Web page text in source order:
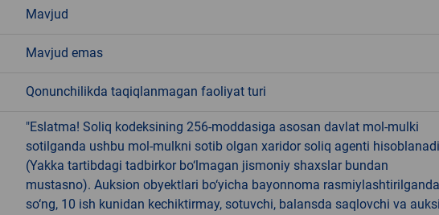
Mavjud
Mavjud emas
Qonunchilikda taqiqlanmagan faoliyat turi
"Eslatma! Soliq kodeksining 256-moddasiga asosan davlat mol-mulki
sotilganda ushbu mol-mulkni sotib olgan xaridor soliq agenti hisoblanadi
(Yakka tartibdagi tadbirkor bo‘lmagan jismoniy shaxslar bundan
mustasno). Auksion obyektlari bo‘yicha bayonnoma
so‘ng, 10 ish kunidan kechiktirmay, sotuvchi, balansda saqlovchi va